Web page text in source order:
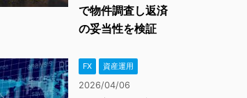
で物件調査し返済
の妥当性を検証
FX 資産運用
2026/04/06